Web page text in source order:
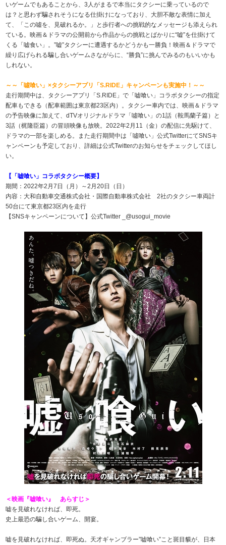
いゲームでもあることから、3人がまるで本当にタクシーに乗っているので
は？と思わず騙されそうになる仕掛けになっており、大胆不敵な表情に加え
て、「この噓を、見破れるか。」と歩行者への挑戦的なメッセージも添えられ
ている。映画＆ドラマの公開前から作品からの挑戦とばかりに“嘘”を仕掛けて
くる「嘘食い」。”嘘”タクシーに遭遇するかどうかも一勝負！映画＆ドラマで
繰り広げられる騙し合いゲームさながらに、“勝負”に挑んでみるのもいいかも
しれない。
～～「噓喰い」×タクシーアプリ「S.RIDE」キャンペーンも実施中！～～
走行期間中は、タクシーアプリ「S.RIDE」で「嘘喰い」コラボタクシーの指定
配車もできる（配車範囲は東京都23区内）。タクシー車内では、映画＆ドラマ
の予告映像に加えて、dTVオリジナルドラマ「噓喰い」の1話（鞍馬蘭子篇）と
3話（梶隆臣篇）の冒頭映像も放映。2022年2月11（金）の配信に先駆けて、
ドラマの一部を楽しめる。また走行期間中は「噓喰い」公式TwitterにてSNSキ
ャンペーンも予定しており、詳細は公式Twitterのお知らせをチェックしてほし
い。
【「嘘喰い」コラボタクシー概要】
期間：2022年2月7日（月）～2月20日（日）
内容：大和自動車交通株式会社・国際自動車株式会社 2社のタクシー車両計
50台にて東京都23区内を走行
【SNSキャンペーンについて】公式Twitter _@usogui_movie
＜映画『嘘喰い』 あらすじ＞
嘘を見破れなければ、即死。
史上最恐の騙し合いゲーム、開宴。
嘘を見破れなければ、即死ぬ。天才ギャンブラー”嘘喰い”こと斑目貘が、日本